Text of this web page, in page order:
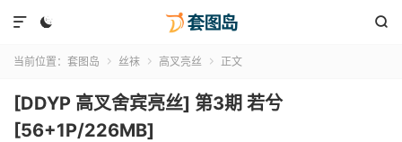
 

当前位置： 套图岛  丝袜  高叉亮丝  正文
[DDYP 高叉舍宾亮丝] 第3期 若兮
[56+1P/226MB]